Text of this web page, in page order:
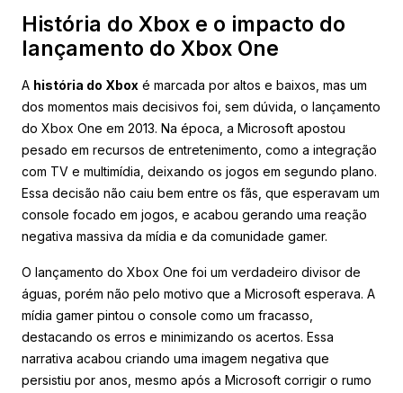
História do Xbox e o impacto do
lançamento do Xbox One
A história do Xbox é marcada por altos e baixos, mas um
dos momentos mais decisivos foi, sem dúvida, o lançamento
do Xbox One em 2013. Na época, a Microsoft apostou
pesado em recursos de entretenimento, como a integração
com TV e multimídia, deixando os jogos em segundo plano.
Essa decisão não caiu bem entre os fãs, que esperavam um
console focado em jogos, e acabou gerando uma reação
negativa massiva da mídia e da comunidade gamer.
O lançamento do Xbox One foi um verdadeiro divisor de
águas, porém não pelo motivo que a Microsoft esperava. A
mídia gamer pintou o console como um fracasso,
destacando os erros e minimizando os acertos. Essa
narrativa acabou criando uma imagem negativa que
persistiu por anos, mesmo após a Microsoft corrigir o rumo